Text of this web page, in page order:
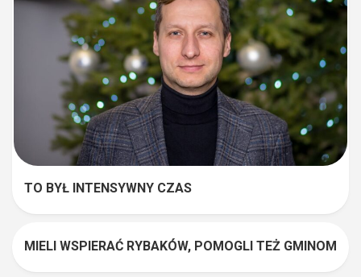
TO BYŁ INTENSYWNY CZAS
MIELI WSPIERAĆ RYBAKÓW, POMOGLI TEŻ GMINOM